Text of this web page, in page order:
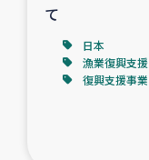
て
日本
漁業復興支援
復興支援事業